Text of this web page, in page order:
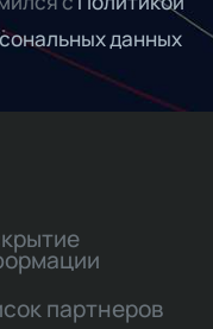
данных
партнеров